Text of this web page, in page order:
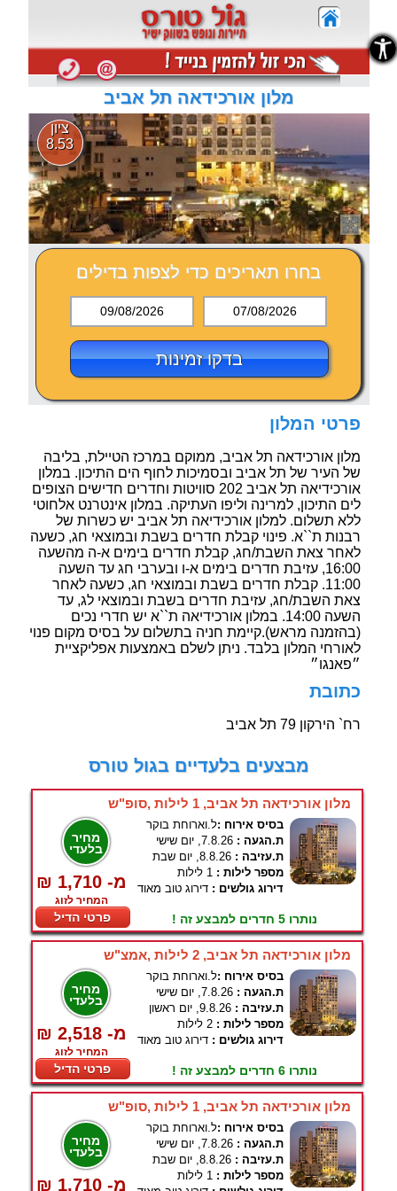
מלון אורכידאה תל אביב
ציון
8.53
בחרו תאריכים כדי לצפות בדילים
09/08/2026 07/08/2026
בדקו זמינות
פרטי המלון
מלון אורכידאה תל אביב, ממוקם במרכז הטיילת, בליבה
של העיר של תל אביב ובסמיכות לחוף הים התיכון. במלון
אורכידיאה תל אביב 202 סוויטות וחדרים חדישים הצופים
לים התיכון, למרינה וליפו העתיקה. במלון אינטרנט אלחוטי
ללא תשלום. למלון אורכידיאה תל אביב יש כשרות של
רבנות ת``א. פינוי קבלת חדרים בשבת ובמוצאי חג, כשעה
לאחר צאת השבת/חג, קבלת חדרים בימים א-ה מהשעה
16:00, עזיבת חדרים בימים א-ו ובערבי חג עד השעה
11:00. קבלת חדרים בשבת ובמוצאי חג, כשעה לאחר
צאת השבת/חג, עזיבת חדרים בשבת ובמוצאי לג, עד
השעה 14:00. במלון אורכידיאה ת``א יש חדרי נכים
(בהזמנה מראש).קיימת חניה בתשלום על בסיס מקום פנוי
לאורחי המלון בלבד. ניתן לשלם באמצעות אפליקציית
״פאנגו״
כתובת
רח` הירקון 79 תל אביב
מבצעים בלעדיים בגול טורס
מלון אורכידאה תל אביב, 1 לילות ,סופ"ש
מחיר
בלעדי
₪ 1,710 -מ
המחיר לזוג
פרטי הדיל
בסיס אירוח :ל.וארוחת בוקר
ת.הגעה : 7.8.26, יום שישי
ת.עזיבה : 8.8.26, יום שבת
מספר לילות : 1 לילות
דירוג גולשים : דירוג טוב מאוד
נותרו 5 חדרים למבצע זה !
מלון אורכידאה תל אביב, 2 לילות ,אמצ"ש
מחיר
בלעדי
₪ 2,518 -מ
המחיר לזוג
פרטי הדיל
בסיס אירוח :ל.וארוחת בוקר
ת.הגעה : 7.8.26, יום שישי
ת.עזיבה : 9.8.26, יום ראשון
מספר לילות : 2 לילות
דירוג גולשים : דירוג טוב מאוד
נותרו 6 חדרים למבצע זה !
מלון אורכידאה תל אביב, 1 לילות ,סופ"ש
מחיר
בלעדי
₪ 1,710 -מ
בסיס אירוח :ל.וארוחת בוקר
ת.הגעה : 7.8.26, יום שישי
ת.עזיבה : 8.8.26, יום שבת
מספר לילות : 1 לילות
נגישות
נגישות